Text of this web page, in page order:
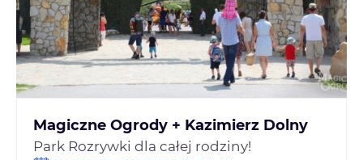
Magiczne Ogrody + Kazimierz Dolny
Park Rozrywki dla całej rodziny!